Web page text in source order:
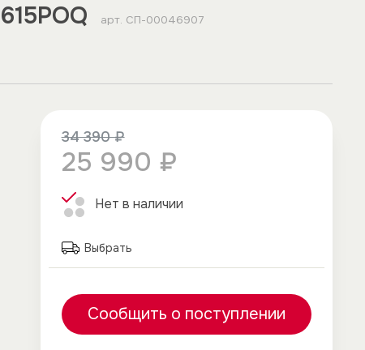
арт. СП-00046907
34 390 ₽
25 990 ₽
Нет в наличии
Выбрать
Сообщить о поступлении